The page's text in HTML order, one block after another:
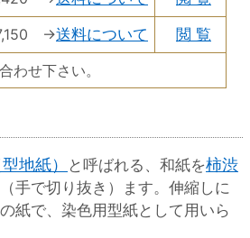
→送料について
閲 覧
わせ下さい。
地紙） と呼ばれる、和紙を柿渋
手で切り抜き）ます。伸縮しに
紙で、染色用型紙として用いら